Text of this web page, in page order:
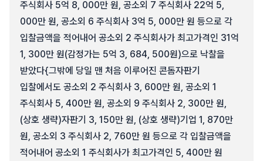
주식회사 5억 8, 000만 원, 공소외 7 주식회사 22억 5,
000만 원, 공소외 6 주식회사 3억 5, 000만 원 등으로 각
입찰금액을 적어내어 공소외 2 주식회사가 최고가격인 31억
1, 300만 원(감정가는 5억 3, 684, 500원)으로 낙찰을
받았다{그밖에 당일 맨 처음 이루어진 콘돔자판기
입찰에서도 공소외 2 주식회사 3, 600만 원, 공소외 1
주식회사 5, 400만 원, 공소외 9 주식회사 2, 300만 원,
(상호 생략)자판기 3, 150만 원, (상호 생략)기업 1, 870만
원, 공소외 3 주식회사 2, 760만 원 등으로 각 입찰금액을
적어내어 공소외 1 주식회사가 최고가격인 5, 400만 원